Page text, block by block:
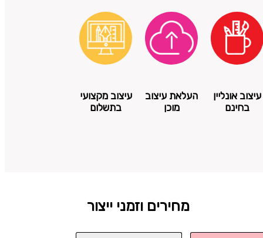
עיצוב אונליין
בחינם
העלאת עיצוב
מוכן
עיצוב מקצועי
בתשלום
מחירים וזמני ייצור